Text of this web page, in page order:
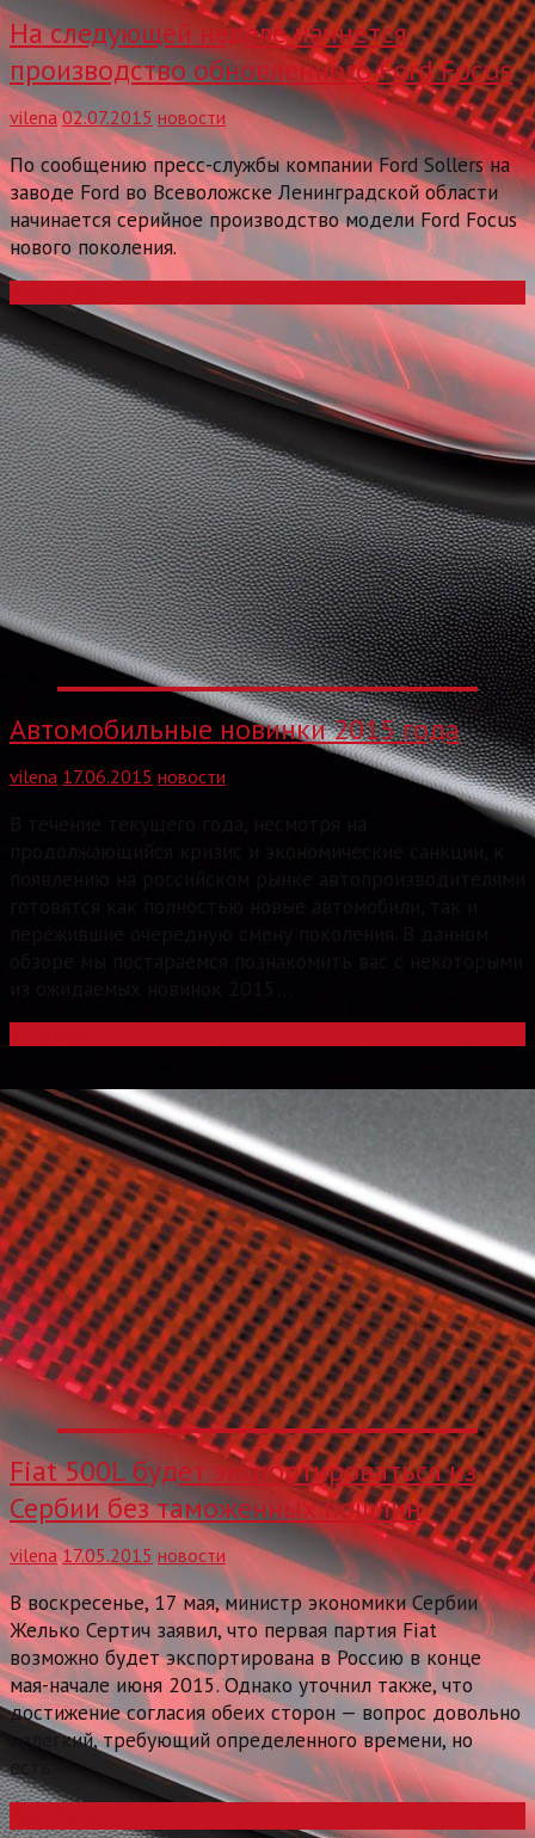
На следующей неделе начнется
производство обновленного Ford Focus
vilena 02.07.2015 новости
По сообщению пресс-службы компании Ford Sollers на
заводе Ford во Всеволожске Ленинградской области
начинается серийное производство модели Ford Focus
нового поколения.
Автомобильные новинки 2015 года
vilena 17.06.2015 новости
Fiat 500L будет экспортироваться из
Сербии без таможенных пошлин
vilena 17.05.2015 новости
В воскресенье, 17 мая, министр экономики Сербии
Желько Сертич заявил, что первая партия Fiat
возможно будет экспортирована в Россию в конце
мая-начале июня 2015. Однако уточнил также, что
достижение согласия обеих сторон — вопрос довольно
нелегкий, требующий определенного времени, но
есть…